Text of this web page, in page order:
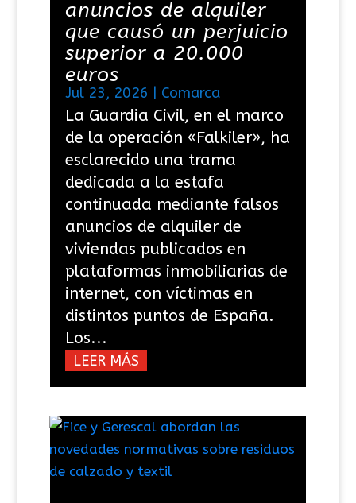
anuncios de alquiler
que causó un perjuicio
superior a 20.000
euros
Jul 23, 2026 | Comarca
La Guardia Civil, en el marco
de la operación «Falkiler», ha
esclarecido una trama
dedicada a la estafa
continuada mediante falsos
anuncios de alquiler de
viviendas publicados en
plataformas inmobiliarias de
internet, con víctimas en
distintos puntos de España.
Los...
LEER MÁS